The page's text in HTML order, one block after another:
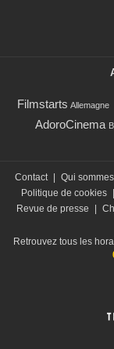
Filmstarts Allemagne
AdoroCinema
Contact Qui
Politique de cookies
Revue de presse
Retrouvez tous les